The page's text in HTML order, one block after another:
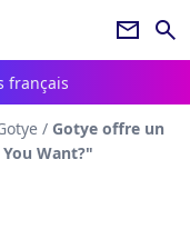
newsletter search
français
/ Gotye offre un
Want?"